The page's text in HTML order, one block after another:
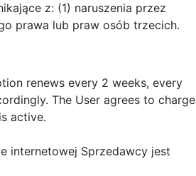
z: (1) naruszenia przez
prawa lub praw osób trzecich.
renews every 2 weeks, every
The User agrees to charge
active.
internetowej Sprzedawcy jest